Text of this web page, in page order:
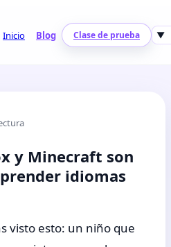
Inicio Blog ▼
Clase de prueba
y Minecraft son
idiomas
visto esto: un niño que